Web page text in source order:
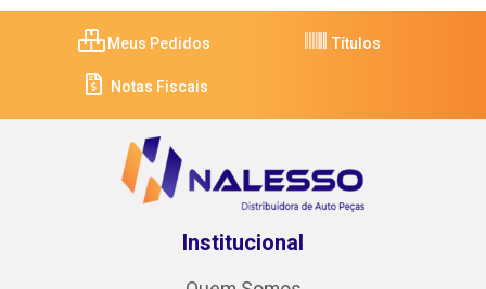
Meus Pedidos Títulos
Notas Fiscais
Institucional